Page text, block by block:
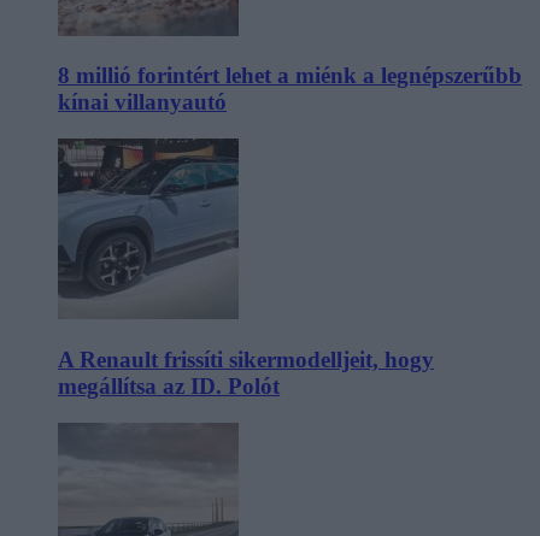
8 millió forintért lehet a miénk a legnépszerűbb
kínai villanyautó
A Renault frissíti sikermodelljeit, hogy
megállítsa az ID. Polót